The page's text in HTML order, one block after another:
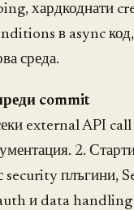
хардкоднати
в async код,
среда.
commit
external API
2.
security плъгини,
и data